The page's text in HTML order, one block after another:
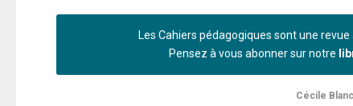
Les Cahiers pédagogiques sont une
Pensez à vous abonner sur notre
Cécile